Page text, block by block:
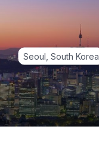
Seoul, South Korea